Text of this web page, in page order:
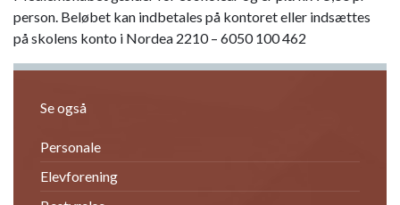
person. Beløbet kan indbetales på kontoret eller indsættes
på skolens konto i Nordea 2210 – 6050 100 462
Se også
Personale
Elevforening